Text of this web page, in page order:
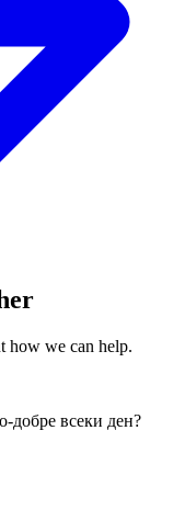
how we can help.
добре всеки ден?